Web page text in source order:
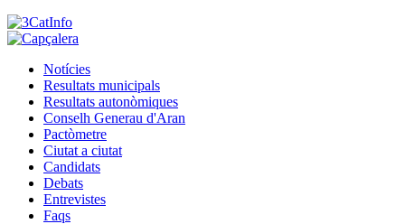
Notícies
Resultats municipals
Resultats autonòmiques
Conselh Generau d'Aran
Pactòmetre
Ciutat a ciutat
Candidats
Debats
Entrevistes
Faqs